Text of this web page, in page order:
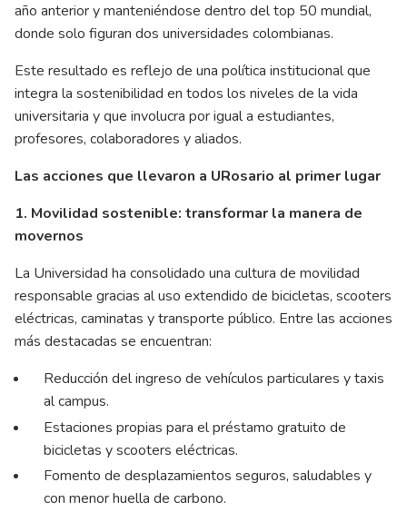
año anterior y manteniéndose dentro del top 50 mundial,
donde solo figuran dos universidades colombianas.
Este resultado es reflejo de una política institucional que
integra la sostenibilidad en todos los niveles de la vida
universitaria y que involucra por igual a estudiantes,
profesores, colaboradores y aliados.
Las acciones que llevaron a URosario al primer lugar
1. Movilidad sostenible: transformar la manera de
movernos
La Universidad ha consolidado una cultura de movilidad
responsable gracias al uso extendido de bicicletas, scooters
eléctricas, caminatas y transporte público. Entre las acciones
más destacadas se encuentran:
Reducción del ingreso de vehículos particulares y taxis
al campus.
Estaciones propias para el préstamo gratuito de
bicicletas y scooters eléctricas.
Fomento de desplazamientos seguros, saludables y
con menor huella de carbono.